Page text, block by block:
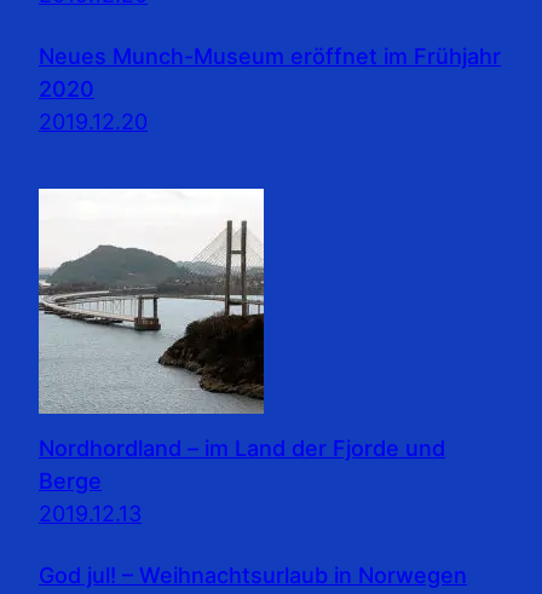
Neues Munch-Museum eröffnet im Frühjahr
2020
2019.12.20
Nordhordland – im Land der Fjorde und
Berge
2019.12.13
God jul! – Weihnachtsurlaub in Norwegen